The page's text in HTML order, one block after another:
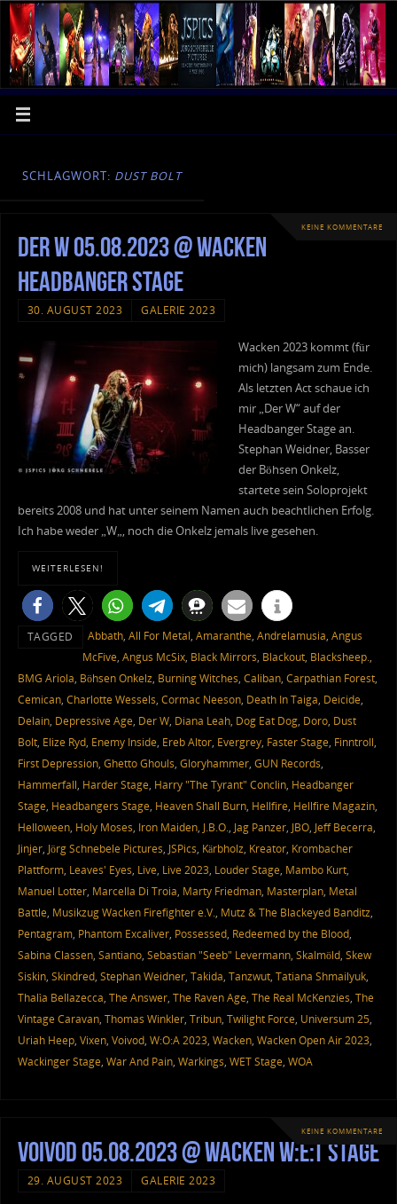
SCHLAGWORT: DUST BOLT
KEINE KOMMENTARE
Der W 05.08.2023 @ Wacken
Headbanger Stage
30. AUGUST 2023 GALERIE 2023
Wacken 2023 kommt (für
mich) langsam zum Ende.
Als letzten Act schaue ich
mir „Der W“ auf der
Headbanger Stage an.
Stephan Weidner, Basser
der Böhsen Onkelz,
startete sein Soloprojekt
bereits 2008 und hat unter seinem Namen auch beachtlichen Erfolg.
Ich habe weder „W„, noch die Onkelz jemals live gesehen.
WEITERLESEN!
TAGGED Abbath, All For Metal, Amaranthe, Andrelamusia, Angus
McFive, Angus McSix, Black Mirrors, Blackout, Blacksheep.,
BMG Ariola, Böhsen Onkelz, Burning Witches, Caliban, Carpathian Forest,
Cemican, Charlotte Wessels, Cormac Neeson, Death In Taiga, Deicide,
Delain, Depressive Age, Der W, Diana Leah, Dog Eat Dog, Doro, Dust
Bolt, Elize Ryd, Enemy Inside, Ereb Altor, Evergrey, Faster Stage, Finntroll,
First Depression, Ghetto Ghouls, Gloryhammer, GUN Records,
Hammerfall, Harder Stage, Harry "The Tyrant" Conclin, Headbanger
Stage, Headbangers Stage, Heaven Shall Burn, Hellfire, Hellfire Magazin,
Helloween, Holy Moses, Iron Maiden, J.B.O., Jag Panzer, JBO, Jeff Becerra,
Jinjer, Jörg Schnebele Pictures, JSPics, Kärbholz, Kreator, Krombacher
Plattform, Leaves' Eyes, Live, Live 2023, Louder Stage, Mambo Kurt,
Manuel Lotter, Marcella Di Troia, Marty Friedman, Masterplan, Metal
Battle, Musikzug Wacken Firefighter e.V., Mutz & The Blackeyed Banditz,
Pentagram, Phantom Excaliver, Possessed, Redeemed by the Blood,
Sabina Classen, Santiano, Sebastian "Seeb" Levermann, Skalmöld, Skew
Siskin, Skindred, Stephan Weidner, Takida, Tanzwut, Tatiana Shmailyuk,
Thalìa Bellazecca, The Answer, The Raven Age, The Real McKenzies, The
Vintage Caravan, Thomas Winkler, Tribun, Twilight Force, Universum 25,
Uriah Heep, Vixen, Voivod, W:O:A 2023, Wacken, Wacken Open Air 2023,
Wackinger Stage, War And Pain, Warkings, WET Stage, WOA
KEINE KOMMENTARE
Voivod 05.08.2023 @ Wacken W:E:T Stage
29. AUGUST 2023 GALERIE 2023